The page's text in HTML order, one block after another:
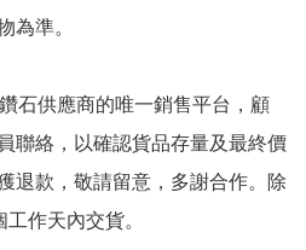
為準。
石供應商的唯一銷售平台，顧
聯絡，以確認貨品存量及最終價
退款，敬請留意，多謝合作。除
作天內交貨。